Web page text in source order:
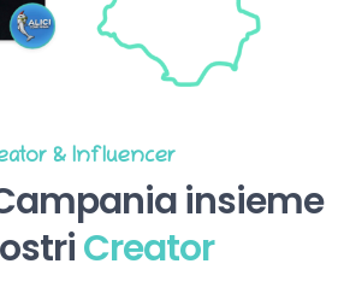
& Influencer
insieme
Creator